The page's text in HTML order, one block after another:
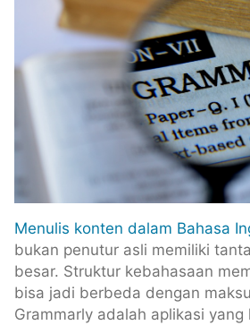
Menulis konten dalam Bahasa
bukan penutur asli memiliki
besar. Struktur kebahasaan
bisa jadi berbeda dengan
Grammarly adalah aplikasi yang